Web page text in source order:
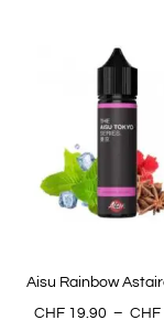
Aisu Rainbow
CHF19.90 – CHF